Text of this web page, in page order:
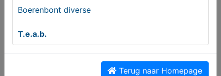
Boerenbont diverse
T.e.a.b.
Terug naar Homepage